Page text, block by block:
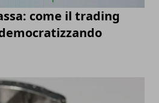
come il trading